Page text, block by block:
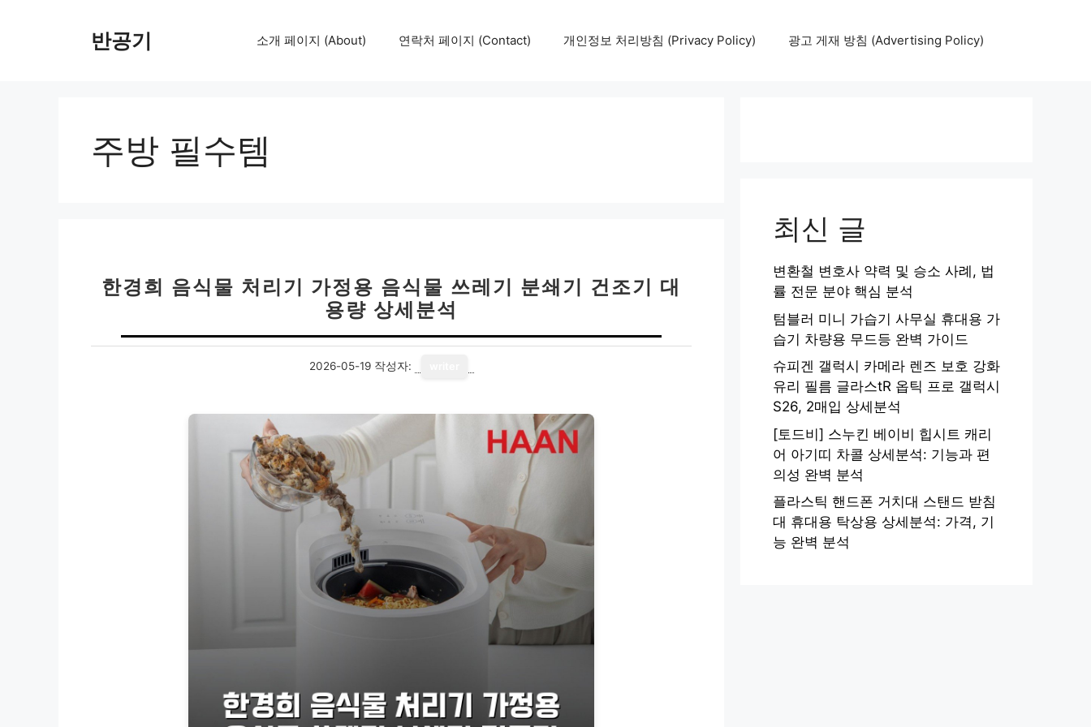
반공기 소개 페이지 (About) 연락처 페이지 (Contact) 개인정보 처리방침 (Privacy Policy) 광고 게재 방침 (Advertising Policy)
주방 필수템
한경희 음식물 처리기 가정용 음식물 쓰레기 분쇄기 건조기 대
용량 상세분석
2026-05-19 작성자:
최신 글
변환철 변호사 약력 및 승소 사례, 법
률 전문 분야 핵심 분석
텀블러 미니 가습기 사무실 휴대용 가
습기 차량용 무드등 완벽 가이드
슈피겐 갤럭시 카메라 렌즈 보호 강화
유리 필름 글라스tR 옵틱 프로 갤럭시
S26, 2매입 상세분석
[토드비] 스누킨 베이비 힙시트 캐리
어 아기띠 차콜 상세분석: 기능과 편
의성 완벽 분석
플라스틱 핸드폰 거치대 스탠드 받침
대 휴대용 탁상용 상세분석: 가격, 기
능 완벽 분석